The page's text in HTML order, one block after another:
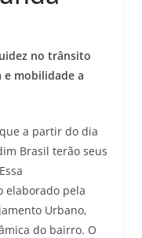
no trânsito
e mobilidade a
a partir do dia
Brasil terão seus
elaborado pela
Urbano,
do bairro. O